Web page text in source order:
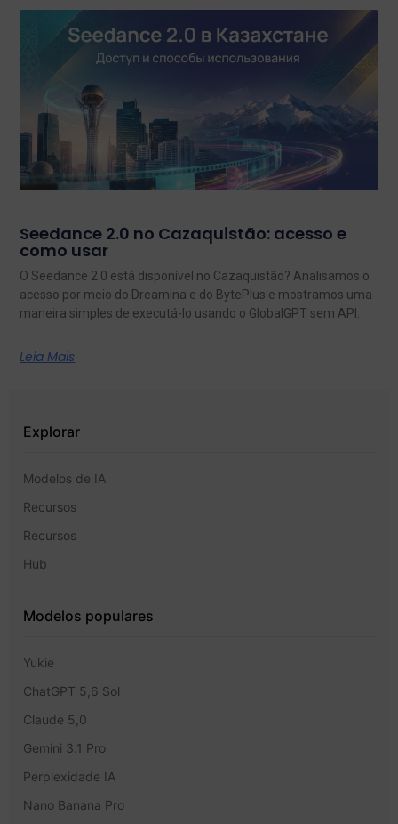
Seedance 2.0 no Cazaquistão: acesso e
como usar
O Seedance 2.0 está disponível no Cazaquistão? Analisamos o
acesso por meio do Dreamina e do BytePlus e mostramos uma
maneira simples de executá-lo usando o GlobalGPT sem API.
Leia Mais
Explorar
Modelos de IA
Recursos
Recursos
Hub
Modelos populares
Yukie
ChatGPT 5,6 Sol
Claude 5,0
Gemini 3.1 Pro
Perplexidade IA
Nano Banana Pro